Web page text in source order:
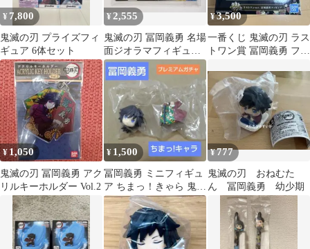
¥ 7,800
鬼滅の刃 プライズフィ
ギュア 6体セット
¥2,555
鬼滅の刃 冨岡義勇 名場
面ジオラマフィギュア
アクリルスタンド アク
スタ
¥3,500
一番くじ 鬼滅の刃 ラス
トワン賞 冨岡義勇 フィ
¥ 1,050
鬼滅の刃 冨岡義勇 アク
リルキーホルダー Vol.2
¥ 1,500
冨岡義勇 ミニフィギュ
ア ちまっ！きゃら 鬼滅
の刃 プレミアムガチャ
¥777
鬼滅の刃 おねむた
ん 冨岡義勇 幼少期